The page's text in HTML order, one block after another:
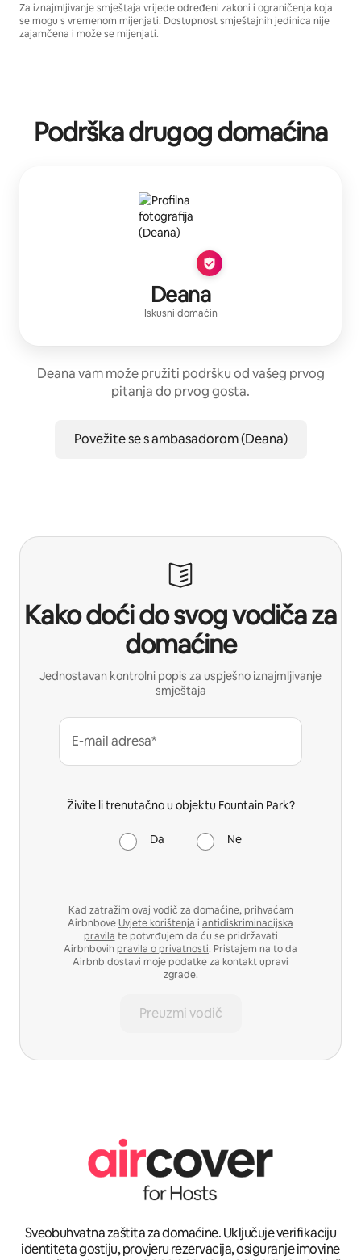
Za iznajmljivanje smještaja vrijede određeni zakoni i ograničenja koja
se mogu s vremenom mijenjati. Dostupnost smještajnih jedinica nije
zajamčena i može se mijenjati.
Podrška drugog domaćina
Deana
Iskusni domaćin
Deana vam može pružiti podršku od vašeg prvog
pitanja do prvog gosta.
Povežite se s ambasadorom (Deana)
Kako doći do svog vodiča za
domaćine
Jednostavan kontrolni popis za uspješno iznajmljivanje
smještaja
E-mail adresa*
Živite li trenutačno u objektu Fountain Park?
Da Ne
Kad zatražim ovaj vodič za domaćine, prihvaćam
AirbnboveUvjete korištenja i antidiskriminacijska
pravila te potvrđujem da ću se pridržavati
Airbnbovih pravila o privatnosti. Pristajem na to da
Airbnb dostavi moje podatke za kontakt upravi
zgrade.
Preuzmi vodič
Sveobuhvatna zaštita za domaćine. Uključuje verifikaciju
identiteta gostiju, provjeru rezervacija, osiguranje imovine